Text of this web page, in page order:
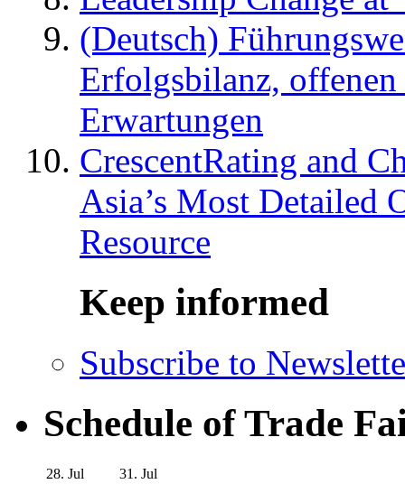
(Deutsch)
Erfolgsbilanz,
Erwartungen
CrescentRating and
Asia’s Most Detailed
Resource
Keep informed
Subscribe to
Schedule of Trade
28. Jul
31. Jul